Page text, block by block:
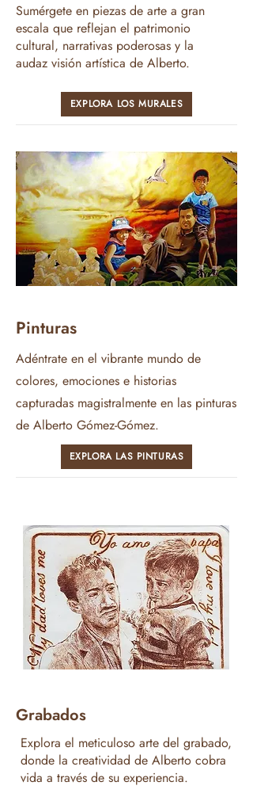
Sumérgete en piezas de arte a gran
escala que reflejan el patrimonio
cultural, narrativas poderosas y la
audaz visión artística de Alberto.
EXPLORA LOS MURALES
Pinturas
Adéntrate en el vibrante mundo de
colores, emociones e historias
capturadas magistralmente en las pinturas
de Alberto Gómez-Gómez.
EXPLORA LAS PINTURAS
Grabados
Explora el meticuloso arte del grabado,
donde la creatividad de Alberto cobra
vida a través de su experiencia.